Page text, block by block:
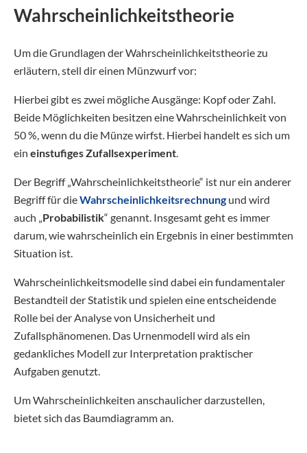
Wahrscheinlichkeitstheorie
Um die Grundlagen der Wahrscheinlichkeitstheorie zu
erläutern, stell dir einen Münzwurf vor:
Hierbei gibt es zwei mögliche Ausgänge: Kopf oder Zahl.
Beide Möglichkeiten besitzen eine Wahrscheinlichkeit von
50 %, wenn du die Münze wirfst. Hierbei handelt es sich um
ein einstufiges Zufallsexperiment.
Der Begriff „Wahrscheinlichkeitstheorie“ ist nur ein anderer
Begriff für dieWahrscheinlichkeitsrechnung und wird
auch „Probabilistik“ genannt. Insgesamt geht es immer
darum, wie wahrscheinlich ein Ergebnis in einer bestimmten
Situation ist.
Wahrscheinlichkeitsmodelle sind dabei ein fundamentaler
Bestandteil der Statistik und spielen eine entscheidende
Rolle bei der Analyse von Unsicherheit und
Zufallsphänomenen. Das Urnenmodell wird als ein
gedankliches Modell zur Interpretation praktischer
Aufgaben genutzt.
Um Wahrscheinlichkeiten anschaulicher darzustellen,
bietet sich das Baumdiagramm an.